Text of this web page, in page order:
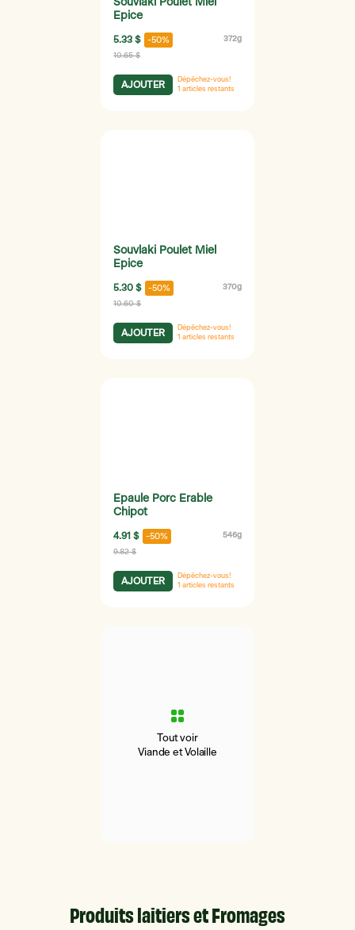
Epice
5.33 $ -50% 372g
10.65 $
AJOUTER
Dépêchez-vous!
1 articles restants
Souvlaki Poulet Miel
Epice
5.30 $ -50% 370g
10.60 $
AJOUTER
Dépêchez-vous!
1 articles restants
Epaule Porc Erable
Chipot
4.91 $ -50% 546g
9.82 $
AJOUTER
Dépêchez-vous!
1 articles restants
Tout voir
Viande et Volaille
Produits laitiers et Fromages